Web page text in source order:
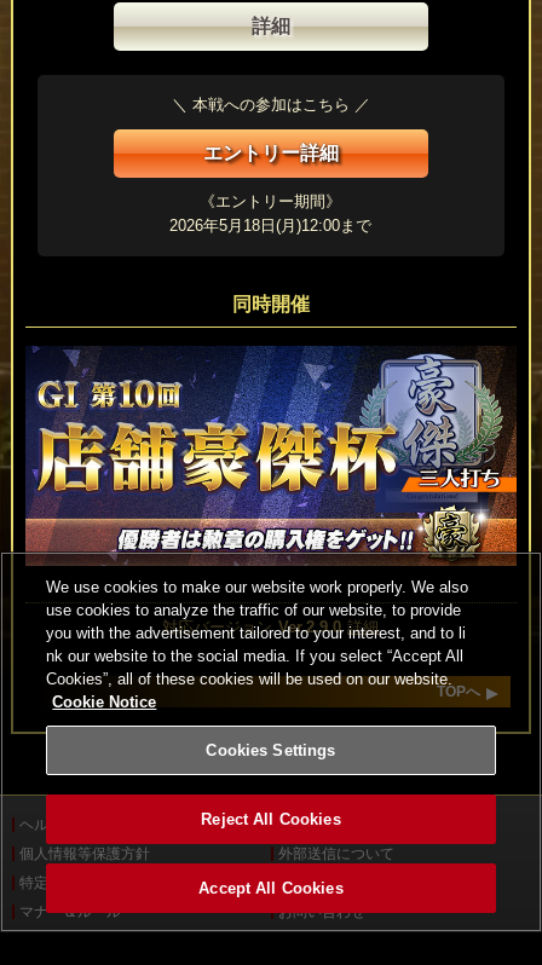
詳細
＼ 本戦への参加はこちら ／
エントリー詳細
《エントリー期間》
2026年5月18日(月)12:00まで
同時開催
対応バージョン Ver.2.9.0 詳細
TOPへ
ヘルプ
利用規約
個人情報等保護方針
外部送信について
特定商取引法に基づく表示
サイトポリシー
マナー＆ルール
お問い合わせ
We use cookies to make our website work properly. We also
use cookies to analyze the traffic of our website, to provide
you with the advertisement tailored to your interest, and to li
nk our website to the social media. If you select “Accept All
Cookies”, all of these cookies will be used on our website.
Cookie Notice
Cookies Settings
Reject All Cookies
Accept All Cookies